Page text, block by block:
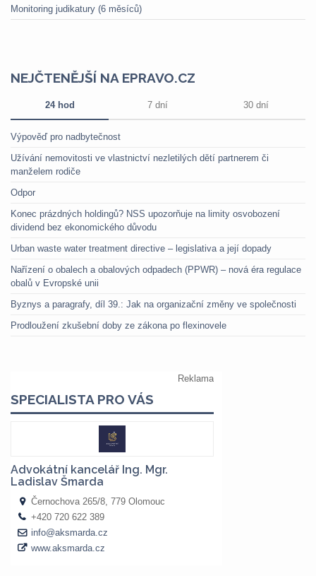
Monitoring judikatury (6 měsíců)
NEJČTENĚJŠÍ NA EPRAVO.CZ
24 hod 7 dní 30 dní
Výpověď pro nadbytečnost
Užívání nemovitosti ve vlastnictví nezletilých dětí partnerem či
manželem rodiče
Odpor
Konec prázdných holdingů? NSS upozorňuje na limity osvobození
dividend bez ekonomického důvodu
Urban waste water treatment directive – legislativa a její dopady
Nařízení o obalech a obalových odpadech (PPWR) – nová éra regulace
obalů v Evropské unii
Byznys a paragrafy, díl 39.: Jak na organizační změny ve společnosti
Prodloužení zkušební doby ze zákona po flexinovele